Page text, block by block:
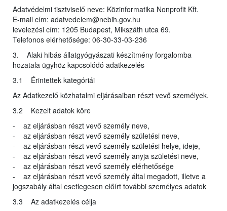
Adatvédelmi tisztviselő neve: Közinformatika Nonprofit Kft.
E-mail cím: adatvedelem@nebih.gov.hu
levelezési cím: 1205 Budapest, Mikszáth utca 69.
Telefonos elérhetősége: 06-30-33-03-236
3. Alaki hibás állatgyógyászati készítmény forgalomba
hozatala ügyhöz kapcsolódó adatkezelés
3.1 Érintettek kategóriái
Az Adatkezelő közhatalmi eljárásaiban részt vevő személyek.
3.2 Kezelt adatok köre
- az eljárásban részt vevő személy neve,
- az eljárásban részt vevő személy születési neve,
- az eljárásban részt vevő személy születési helye, ideje,
- az eljárásban részt vevő személy anyja születési neve,
- az eljárásban részt vevő személy elérhetősége
- az eljárásban részt vevő személy által megadott, illetve a
jogszabály által esetlegesen előírt további személyes adatok
3.3 Az adatkezelés célja